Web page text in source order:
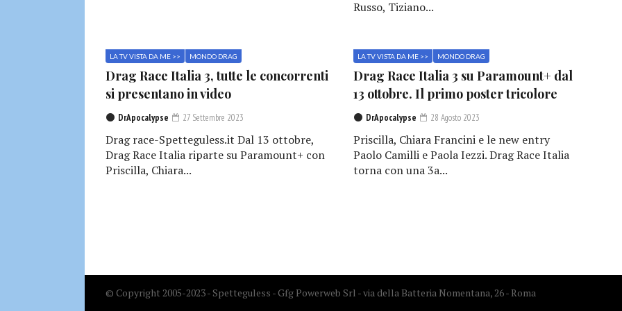
Russo, Tiziano...
LA TV VISTA DA ME >> MONDO DRAG
Drag Race Italia 3, tutte le concorrenti
si presentano in video
DrApocalypse 27 Settembre 2023
Drag race-Spetteguless.it Dal 13 ottobre,
Drag Race Italia riparte su Paramount+ con
Priscilla, Chiara...
LA TV VISTA DA ME >> MONDO DRAG
Drag Race Italia 3 su Paramount+ dal
13 ottobre. Il primo poster tricolore
DrApocalypse 28 Agosto 2023
Priscilla, Chiara Francini e le new entry
Paolo Camilli e Paola Iezzi. Drag Race Italia
torna con una 3a...
© Copyright 2005-2023 - Spetteguless - Gfg Powerweb Srl - via della Batteria Nomentana, 26 - Roma